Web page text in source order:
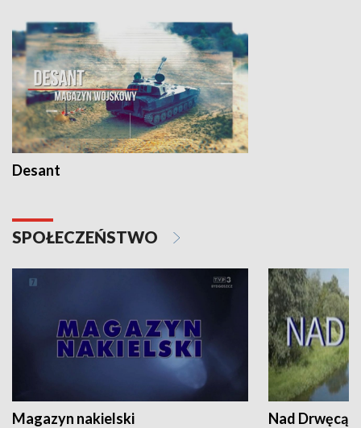
Desant
SPOŁECZEŃSTWO
Magazyn nakielski Nad Drwęcą